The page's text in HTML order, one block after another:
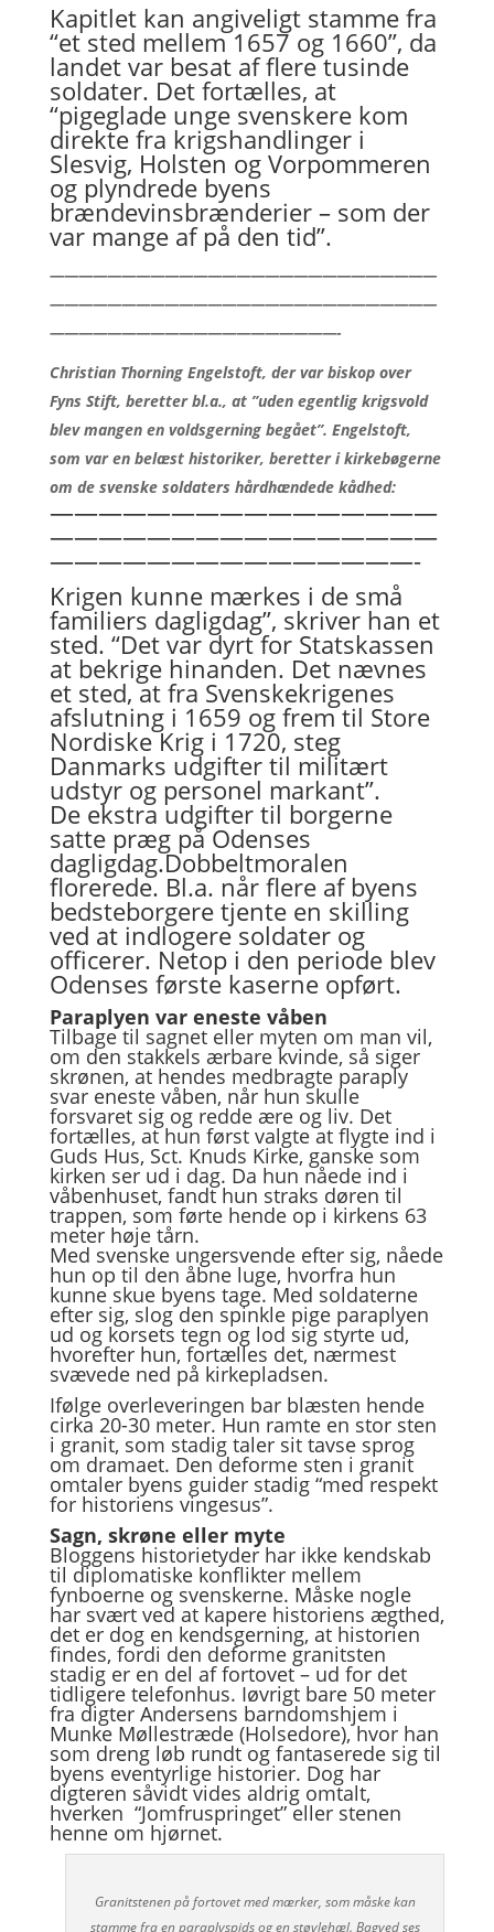
Kapitlet kan angiveligt stamme fra
“et sted mellem 1657 og 1660”, da
landet var besat af flere tusinde
soldater. Det fortælles, at
“pigeglade unge svenskere kom
direkte fra krigshandlinger i
Slesvig, Holsten og Vorpommeren
og plyndrede byens
brændevinsbrænderier – som der
var mange af på den tid”.
———————————————————————————
———————————————————————————
————————————————————-
Christian Thorning Engelstoft, der var biskop over
Fyns Stift, beretter bl.a., at ”uden egentlig krigsvold
blev mangen en voldsgerning begået”. Engelstoft,
som var en belæst historiker, beretter i kirkebøgerne
om de svenske soldaters hårdhændede kådhed:
————————————————
————————————————
———————————————-
Krigen kunne mærkes i de små
familiers dagligdag”, skriver han et
sted. “Det var dyrt for Statskassen
at bekrige hinanden. Det nævnes
et sted, at fra Svenskekrigenes
afslutning i 1659 og frem til Store
Nordiske Krig i 1720, steg
Danmarks udgifter til militært
udstyr og personel markant”.
De ekstra udgifter til borgerne
satte præg på Odenses
dagligdag.Dobbeltmoralen
florerede. Bl.a. når flere af byens
bedsteborgere tjente en skilling
ved at indlogere soldater og
officerer. Netop i den periode blev
Odenses første kaserne opført.
Paraplyen var eneste våben
Tilbage til sagnet eller myten om man vil,
om den stakkels ærbare kvinde, så siger
skrønen, at hendes medbragte paraply
svar eneste våben, når hun skulle
forsvaret sig og redde ære og liv. Det
fortælles, at hun først valgte at flygte ind i
Guds Hus, Sct. Knuds Kirke, ganske som
kirken ser ud i dag. Da hun nåede ind i
våbenhuset, fandt hun straks døren til
trappen, som førte hende op i kirkens 63
meter høje tårn.
Med svenske ungersvende efter sig, nåede
hun op til den åbne luge, hvorfra hun
kunne skue byens tage. Med soldaterne
efter sig, slog den spinkle pige paraplyen
ud og korsets tegn og lod sig styrte ud,
hvorefter hun, fortælles det, nærmest
svævede ned på kirkepladsen.
Ifølge overleveringen bar blæsten hende
cirka 20-30 meter. Hun ramte en stor sten
i granit, som stadig taler sit tavse sprog
om dramaet. Den deforme sten i granit
omtaler byens guider stadig “med respekt
for historiens vingesus”.
Sagn, skrøne eller myte
Bloggens historietyder har ikke kendskab
til diplomatiske konflikter mellem
fynboerne og svenskerne. Måske nogle
har svært ved at kapere historiens ægthed,
det er dog en kendsgerning, at historien
findes, fordi den deforme granitsten
stadig er en del af fortovet – ud for det
tidligere telefonhus. Iøvrigt bare 50 meter
fra digter Andersens barndomshjem i
Munke Møllestræde (Holsedore), hvor han
som dreng løb rundt og fantaserede sig til
byens eventyrlige historier. Dog har
digteren såvidt vides aldrig omtalt,
hverken “Jomfruspringet” eller stenen
henne om hjørnet.
Granitstenen på fortovet med mærker, som måske kan
stamme fra en paraplyspids og en støvlehæl. Bagved ses